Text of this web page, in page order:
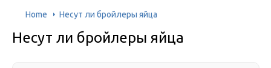
Home Несут ли бройлеры яйца
Несут ли бройлеры яйца